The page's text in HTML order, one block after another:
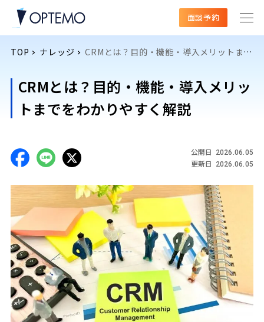
面談予約
TOP ナレッジ CRMとは？目的・機能・導入メリットまでをわかりやすく解説
CRMとは？目的・機能・導入メリッ
トまでをわかりやすく解説
公開日 2026.06.05
更新日 2026.06.05